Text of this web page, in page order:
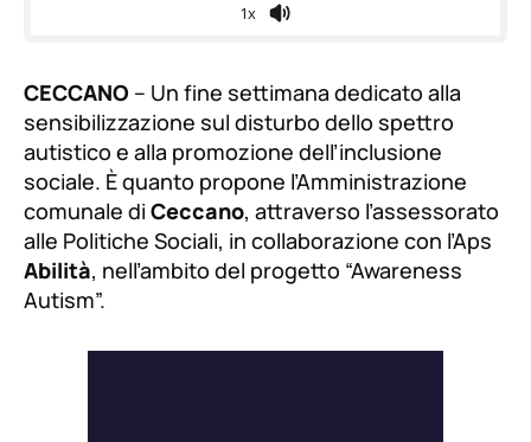
1x
CECCANO – Un fine settimana dedicato alla
sensibilizzazione sul disturbo dello spettro
autistico e alla promozione dell’inclusione
sociale. È quanto propone l’Amministrazione
comunale di Ceccano, attraverso l’assessorato
alle Politiche Sociali, in collaborazione con l’Aps
Abilità, nell’ambito del progetto “Awareness
Autism”.